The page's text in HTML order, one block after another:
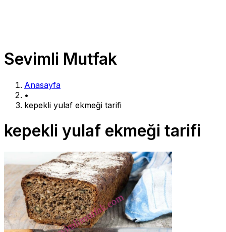
Sevimli Mutfak
Anasayfa
•
kepekli yulaf ekmeği tarifi
kepekli yulaf ekmeği tarifi